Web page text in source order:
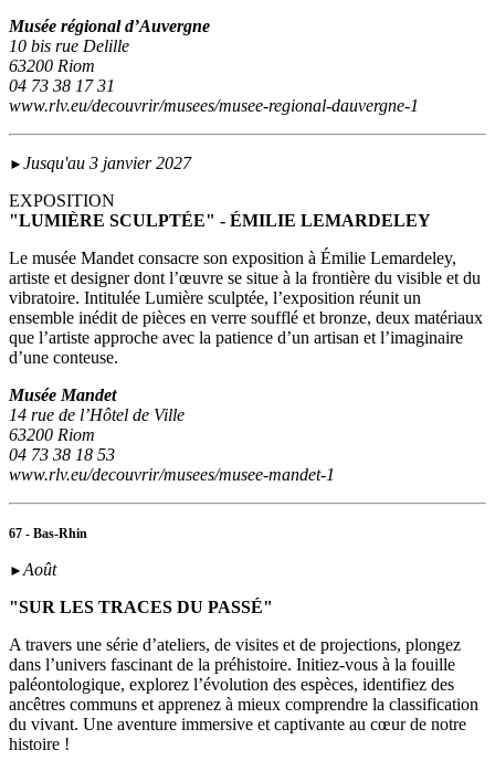
Musée régional d’Auvergne
10 bis rue Delille
63200 Riom
04 73 38 17 31
www.rlv.eu/decouvrir/musees/musee-regional-dauvergne-1
► Jusqu'au 3 janvier 2027
EXPOSITION
"LUMIÈRE SCULPTÉE" - ÉMILIE LEMARDELEY
Le musée Mandet consacre son exposition à Émilie Lemardeley,
artiste et designer dont l’œuvre se situe à la frontière du visible et du
vibratoire. Intitulée Lumière sculptée, l’exposition réunit un
ensemble inédit de pièces en verre soufflé et bronze, deux matériaux
que l’artiste approche avec la patience d’un artisan et l’imaginaire
d’une conteuse.
Musée Mandet
14 rue de l’Hôtel de Ville
63200 Riom
04 73 38 18 53
www.rlv.eu/decouvrir/musees/musee-mandet-1
67 - Bas-Rhin
►Août
"SUR LES TRACES DU PASSÉ"
A travers une série d’ateliers, de visites et de projections, plongez
dans l’univers fascinant de la préhistoire. Initiez-vous à la fouille
paléontologique, explorez l’évolution des espèces, identifiez des
ancêtres communs et apprenez à mieux comprendre la classification
du vivant. Une aventure immersive et captivante au cœur de notre
histoire !